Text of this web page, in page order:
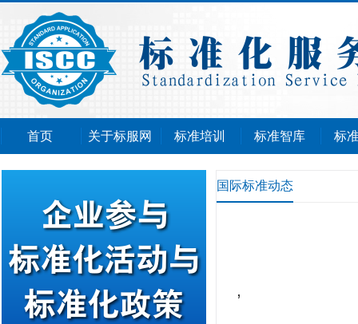
首页 关于标服网 标准培训 标准智库 标
国际标准动态
,